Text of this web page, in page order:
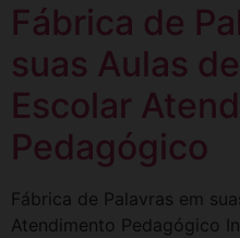
Fábrica de
suas Aulas
Escolar
Pedagógico
Fábrica de Palavras em
Atendimento Pedagógico